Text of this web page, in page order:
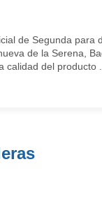
de Segunda
de la Serena,
del producto ...